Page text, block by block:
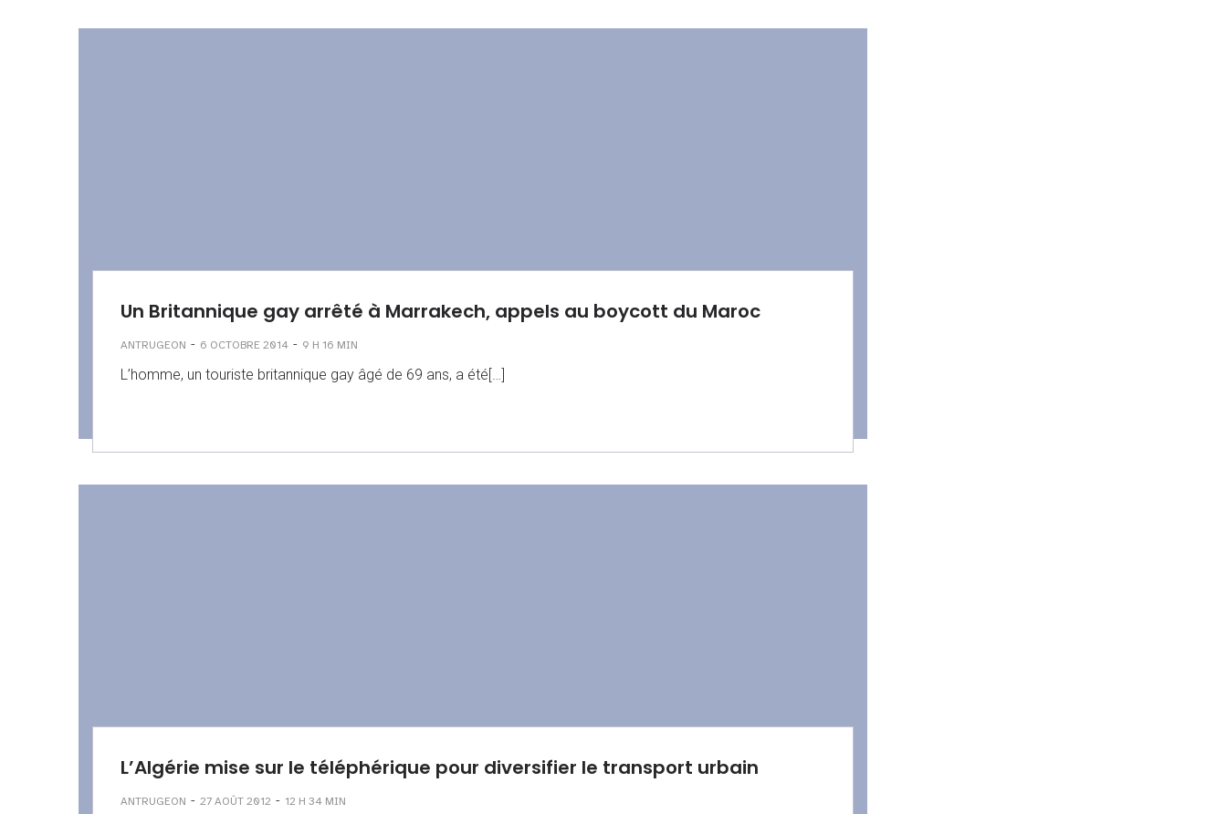
Un Britannique gay arrêté à Marrakech, appels au boycott du Maroc
ANTRUGEON - 6 OCTOBRE 2014 - 9 H 16 MIN
L’homme, un touriste britannique gay âgé de 69 ans, a été[…]
L’Algérie mise sur le téléphérique pour diversifier le transport urbain
ANTRUGEON - 27 AOÛT 2012 - 12 H 34 MIN